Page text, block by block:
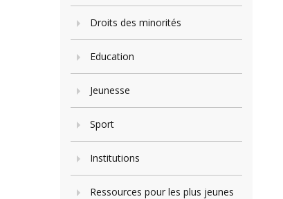
Droits des minorités
Education
Jeunesse
Sport
Institutions
Ressources pour les plus jeunes